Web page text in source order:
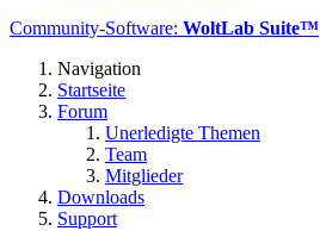
Community-Software: WoltLab Suite™
Navigation
Startseite
Forum
Unerledigte Themen
Team
Mitglieder
Downloads
Support